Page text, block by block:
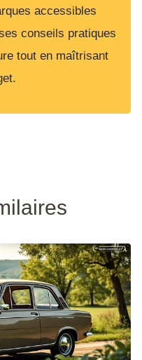
accessibles
conseils pratiques
tout en maîtrisant